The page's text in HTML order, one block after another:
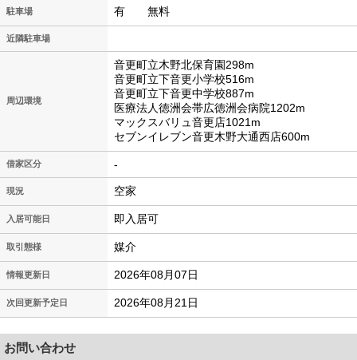
駐車場 有 無料
近隣駐車場
周辺環境
音更町立木野北保育園298m
音更町立下音更小学校516m
音更町立下音更中学校887m
医療法人徳洲会帯広徳洲会病院1202m
マックスバリュ音更店1021m
セブンイレブン音更木野大通西店600m
借家区分 -
現況 空家
入居可能日 即入居可
取引態様 媒介
情報更新日 2026年08月07日
次回更新予定日 2026年08月21日
お問い合わせ